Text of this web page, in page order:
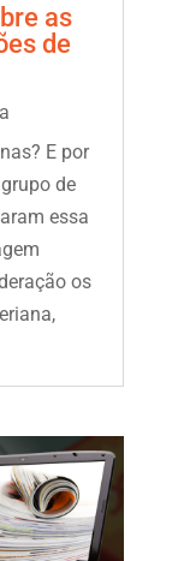
as
de
E por
de
essa
os